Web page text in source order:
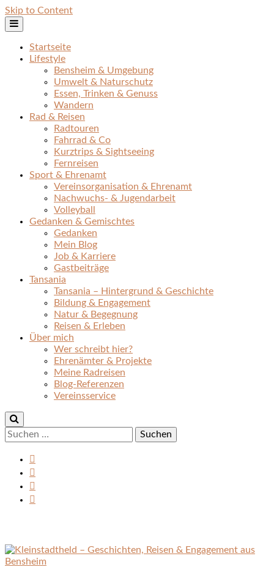
Skip to Content
Startseite
Lifestyle
Bensheim & Umgebung
Umwelt & Naturschutz
Essen, Trinken & Genuss
Wandern
Rad & Reisen
Radtouren
Fahrrad & Co
Kurztrips & Sightseeing
Fernreisen
Sport & Ehrenamt
Vereinsorganisation & Ehrenamt
Nachwuchs- & Jugendarbeit
Volleyball
Gedanken & Gemischtes
Gedanken
Mein Blog
Job & Karriere
Gastbeiträge
Tansania
Tansania – Hintergrund & Geschichte
Bildung & Engagement
Natur & Begegnung
Reisen & Erleben
Über mich
Wer schreibt hier?
Ehrenämter & Projekte
Meine Radreisen
Blog-Referenzen
Vereinsservice
Suchen
nach: